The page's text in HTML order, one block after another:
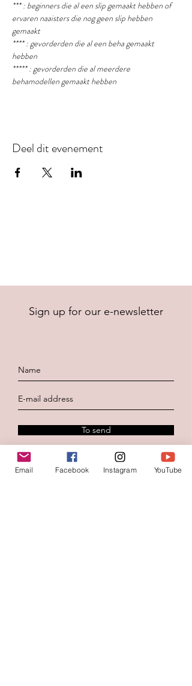
*** : beginners die al een slip gemaakt hebben of
ervaren naaisters die nog geen slip hebben
gemaakt
**** : gevorderden die al een beha gemaakt
hebben
***** : gevorderden die al meerdere
behamodellen gemaakt hebben
Deel dit evenement
Sign up for our e-newsletter
To send
Email Facebook Instagram YouTube